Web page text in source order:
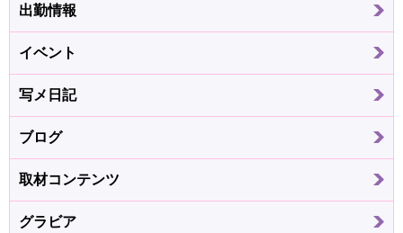
出勤情報
イベント
写メ日記
ブログ
取材コンテンツ
グラビア